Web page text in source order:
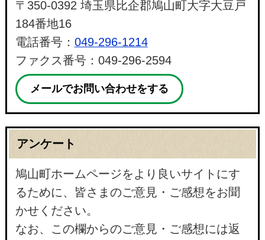
〒350-0392 埼玉県比企郡鳩山町大字大豆戸
184番地16
電話番号： 049-296-1214
ファクス番号：049-296-2594
メールでお問い合わせをする
アンケート
鳩山町ホームページをより良いサイトにす
るために、皆さまのご意見・ご感想をお聞
かせください。
なお、この欄からのご意見・ご感想には返